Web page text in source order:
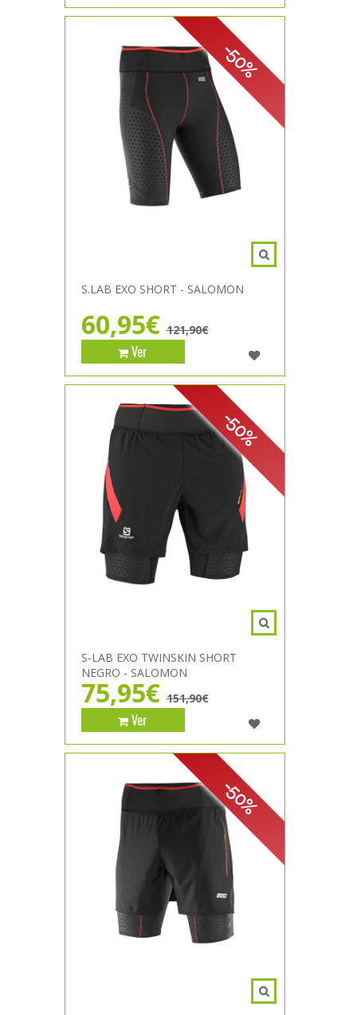
-50%
S.LAB EXO SHORT - SALOMON
60,95€ 121,90€
Ver
-50%
S-LAB EXO TWINSKIN SHORT
NEGRO - SALOMON
75,95€ 151,90€
Ver
-50%